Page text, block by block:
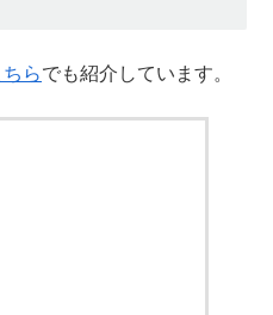
らでも紹介しています。